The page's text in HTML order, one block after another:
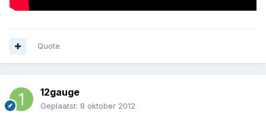
Quote
12gauge
Geplaatst: 8 oktober 2012